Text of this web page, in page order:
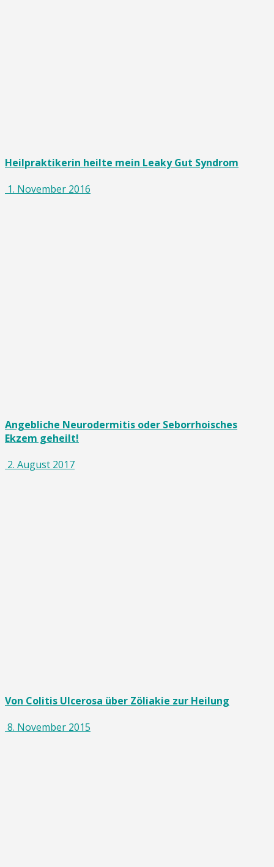
Heilpraktikerin heilte mein Leaky Gut Syndrom
1. November 2016
Angebliche Neurodermitis oder Seborrhoisches
Ekzem geheilt!
2. August 2017
Von Colitis Ulcerosa über Zöliakie zur Heilung
8. November 2015